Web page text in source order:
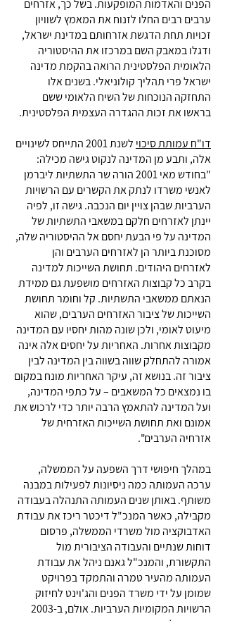
הפנים והאדמות המופקעות. בשל כך, אזרחים
ערבים רבים החלו לזנוח את המאמץ לשוויון
זכויות תחת הדגשת אזרחותם במדינת ישראל,
ודגלו במאבק השם במרכזו את ההיסטוריה
הלאומית הפלסטינית הרואה בהקמת מדינה
ישראל פרי תהליך קולוניאלי. בשנים אלו
התחזקה הנוכחות של השיח הלאומי ששם
בראשו את זכות ההגדרה העצמית הפלסטינית.
דו"ח עמותת סיכוי
לשנת 2001 התייחס לשינויים
אלה, ותבע מן המדינה לנקוט גישה מכילה:
"בחודש מאי 2001 הורה שר התשתיות ליברמן
לאנשי משרדו לנתק את הקשרים עם הרשויות
הערביות שבהן צויין יום הנכבה. גישה זו, לפיה
יינתן לאזרחים חלקם במשאבי התשתיות של
המדינה על פי הבעת יחסם אל ההיסטוריה שלה,
מסוכנת ביותר הן לאזרחים הערבים והן
לאזרחים היהודים. תחושת השייכות למדינה
בקרב כל קבוצות האזרחים מושפעת גם ממידת
הנאתם ממשאבי התשתיות. קל וחומר תחושת
השייכות של ציבור האזרחים הערבים, שהוא
מיעוט לאומי, ולכן שונה מהות יחסיו עם המדינה
מקבוצות אחרות. האחריות על יחסים אלה אינה
אמורה להתחלק שווה בשווה בין המדינה לבין
ציבור זה. בנושא זה, עיקר האחריות מונח במקום
בו נמצאים כל המשאבים – על כתפי המדינה,
ועל המדינה להתאמץ הרבה יותר כדי לרכוש את
אמונם ואת תחושת השייכות האזרחית של
אזרחיה הערבים".
במהלך חיפושי דרך השפעה על הממשלה,
ערכה העמותה כמה ניסיונות לפעילות במבנה
משותף. באותן שנים העמותה התנהלה בעבודה
מקבילה, כאשר המנכ"ל דיכטר ריכז את עבודת
האדבוקציה מול משרדי הממשלה, פרסום
דוחות שנתיים והעבודה הציבורית מול
התקשורת, והמנכ"ל גאנם ניהל את עבודת
העמותה מהעיר טמרה והתמקד בפרויקט
שמומן על ידי משרד הפנים והג'וינט לחיזוק
הרשויות המקומיות הערביות. אולם, ב-2003